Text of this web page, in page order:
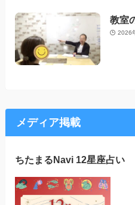
教室
2026
メディア掲載
ちたまるNavi 12星座占い